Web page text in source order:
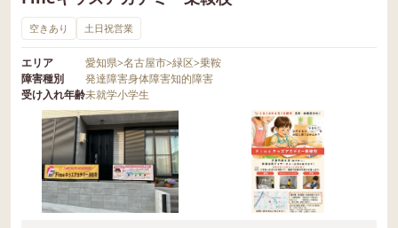
空きあり 土日祝営業
エリア 愛知県>名古屋市>緑区>乗鞍
障害種別
発達障害身体障害知的障害
受け入れ年齢未就学小学生